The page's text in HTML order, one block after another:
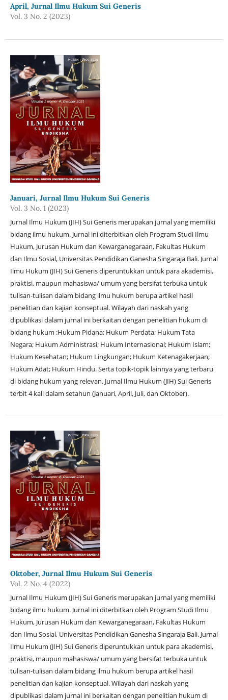
April, Jurnal Ilmu Hukum Sui Generis
Vol. 3 No. 2 (2023)
Januari, Jurnal Ilmu Hukum Sui Generis
Vol. 3 No. 1 (2023)
Jurnal Ilmu Hukum (JIH) Sui Generis merupakan jurnal yang memiliki
bidang ilmu hukum. Jurnal ini diterbitkan oleh Program Studi Ilmu
Hukum, Jurusan Hukum dan Kewarganegaraan, Fakultas Hukum
dan Ilmu Sosial, Universitas Pendidikan Ganesha Singaraja Bali. Jurnal
Ilmu Hukum (JIH) Sui Generis diperuntukkan untuk para akademisi,
praktisi, maupun mahasiswa/ umum yang bersifat terbuka untuk
tulisan-tulisan dalam bidang ilmu hukum berupa artikel hasil
penelitian dan kajian konseptual. Wilayah dari naskah yang
dipublikasi dalam jurnal ini berkaitan dengan penelitian hukum di
bidang hukum :Hukum Pidana; Hukum Perdata; Hukum Tata
Negara; Hukum Administrasi; Hukum Internasional; Hukum Islam;
Hukum Kesehatan; Hukum Lingkungan; Hukum Ketenagakerjaan;
Hukum Adat; Hukum Hindu. Serta topik-topik lainnya yang terbaru
di bidang hukum yang relevan. Jurnal Ilmu Hukum (JIH) Sui Generis
terbit 4 kali dalam setahun (Januari, April, Juli, dan Oktober).
Oktober, Jurnal Ilmu Hukum Sui Generis
Vol. 2 No. 4 (2022)
Jurnal Ilmu Hukum (JIH) Sui Generis merupakan jurnal yang memiliki
bidang ilmu hukum. Jurnal ini diterbitkan oleh Program Studi Ilmu
Hukum, Jurusan Hukum dan Kewarganegaraan, Fakultas Hukum
dan Ilmu Sosial, Universitas Pendidikan Ganesha Singaraja Bali. Jurnal
Ilmu Hukum (JIH) Sui Generis diperuntukkan untuk para akademisi,
praktisi, maupun mahasiswa/ umum yang bersifat terbuka untuk
tulisan-tulisan dalam bidang ilmu hukum berupa artikel hasil
penelitian dan kajian konseptual. Wilayah dari naskah yang
dipublikasi dalam jurnal ini berkaitan dengan penelitian hukum di